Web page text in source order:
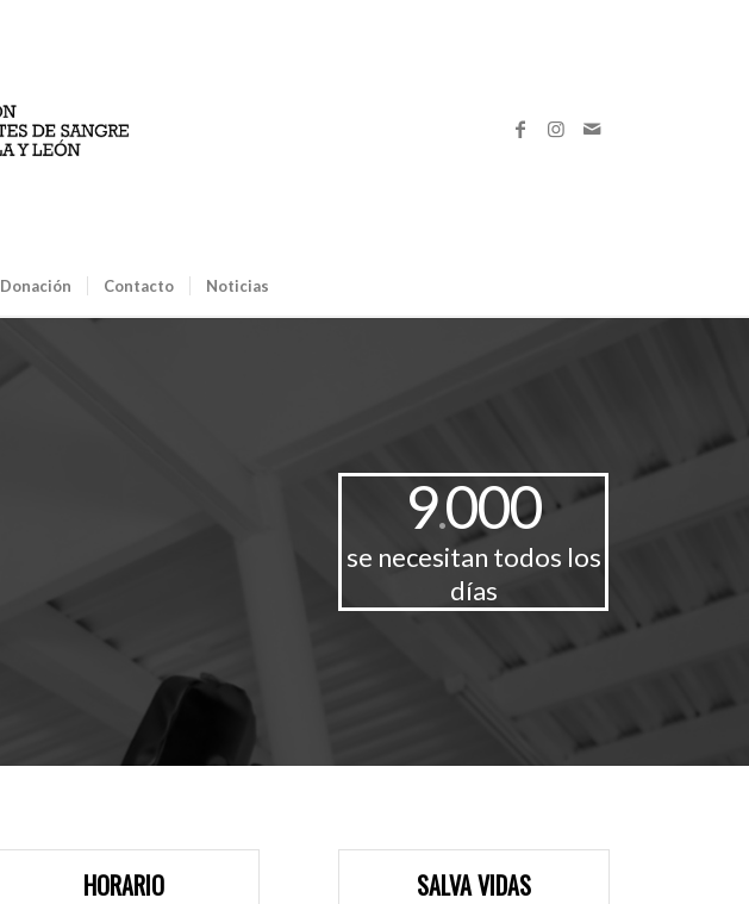
Donación Contacto Noticias
9.000
se necesitan todos los
días
HORARIO SALVA VIDAS